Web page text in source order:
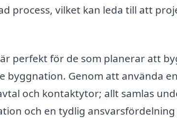
process, vilket kan leda till att
perfekt för de som planerar att
byggnation. Genom att använda
och kontaktytor; allt samlas
och en tydlig